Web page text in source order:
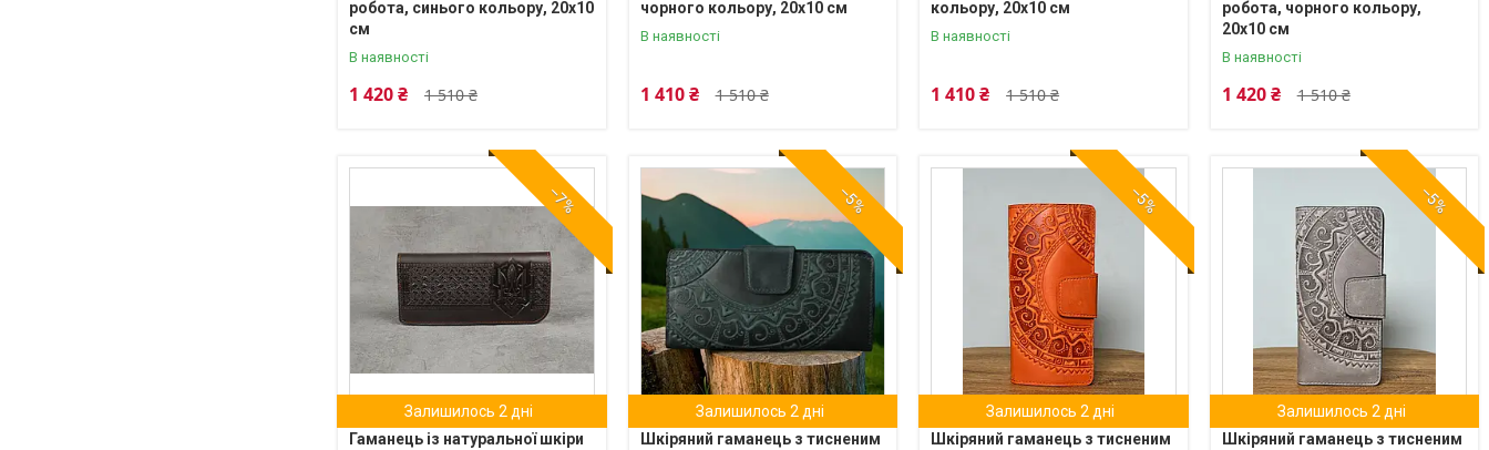
робота, синього кольору, 20х10
см
В наявності
1 510 ₴
1 420 ₴
чорного кольору, 20х10 см
В наявності
1 510 ₴
1 410 ₴
кольору, 20х10 см
В наявності
1 510 ₴
1 410 ₴
робота, чорного кольору,
20х10 см
В наявності
1 510 ₴
1 420 ₴
–7%
Залишилось 2 дні
Гаманець із натуральної шкіри
–5%
Залишилось 2 дні
Шкіряний гаманець з тисненим
–5%
Залишилось 2 дні
Шкіряний гаманець з тисненим
–5%
Залишилось 2 дні
Шкіряний гаманець з тисненим